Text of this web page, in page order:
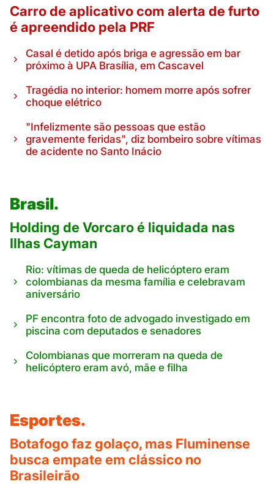
Carro de aplicativo com alerta de furto
é apreendido pela PRF
Casal é detido após briga e agressão em bar
próximo à UPA Brasília, em Cascavel
Tragédia no interior: homem morre após sofrer
choque elétrico
"Infelizmente são pessoas que estão
gravemente feridas", diz bombeiro sobre vítimas
de acidente no Santo Inácio
Brasil.
Holding de Vorcaro é liquidada nas
Ilhas Cayman
Rio: vítimas de queda de helicóptero eram
colombianas da mesma família e celebravam
aniversário
PF encontra foto de advogado investigado em
piscina com deputados e senadores
Colombianas que morreram na queda de
helicóptero eram avó, mãe e filha
Esportes.
Botafogo faz golaço, mas Fluminense
busca empate em clássico no
Brasileirão